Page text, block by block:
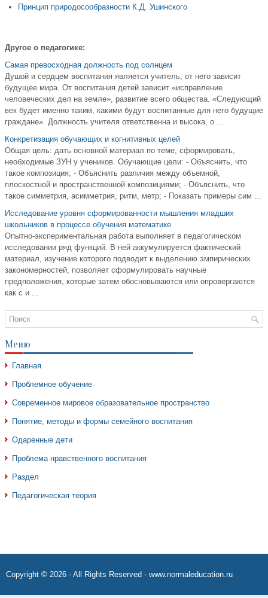
Принцип природосообразности К.Д. Ушинского
Другое о педагогике:
Самая превосходная должность под солнцем
Душой и сердцем воспитания является учитель, от него зависит
будущее мира. От воспитания детей зависит «исправление
человеческих дел на земле», развитие всего общества. «Следующий
век будет именно таким, какими будут воспитанные для него будущие
граждане». Должность учителя ответственна и высока, о ...
Конкретизация обучающих и когнитивных целей
Общая цель: дать основной материал по теме, сформировать,
необходимые ЗУН у учеников. Обучающие цели: - Объяснить, что
такое композиция; - Объяснить различия между объемной,
плоскостной и пространственной композициями; - Объяснить, что
такое симметрия, асимметрия, ритм, метр; - Показать примеры сим ...
Исследование уровня сформированности мышления младших
школьников в процессе обучения математике
Опытно-экспериментальная работа выполняет в педагогическом
исследовании ряд функций. В ней аккумулируется фактический
материал, изучение которого подводит к выделению эмпирических
закономерностей, позволяет сформулировать научные
предположения, которые затем обосновываются или опровергаются
как с и ...
Меню
Главная
Проблемное обучение
Современное мировое образовательное пространство
Понятие, методы и формы семейного воспитания
Одаренные дети
Проблема нравственного воспитания
Раздел
Педагогическая теория
Copyright © 2026 - All Rights Reserved - www.normaleducation.ru